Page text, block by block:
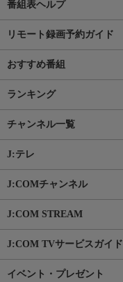
番組表ヘルプ
リモート録画予約ガイド
おすすめ番組
ランキング
チャンネル一覧
J:テレ
J:COMチャンネル
J:COM STREAM
J:COM TVサービスガイド
イベント・プレゼント